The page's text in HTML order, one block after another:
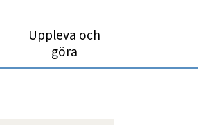
Uppleva och
göra